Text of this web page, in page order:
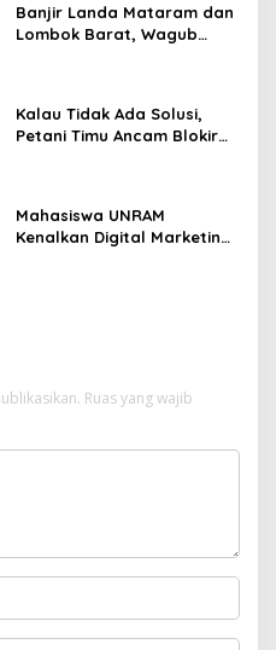
Banjir Landa Mataram dan
Lombok Barat, Wagub
Kalau Tidak Ada Solusi,
Petani Timu Ancam Blokir
Mahasiswa UNRAM
Kenalkan Digital Marketing
Ruas yang wajib